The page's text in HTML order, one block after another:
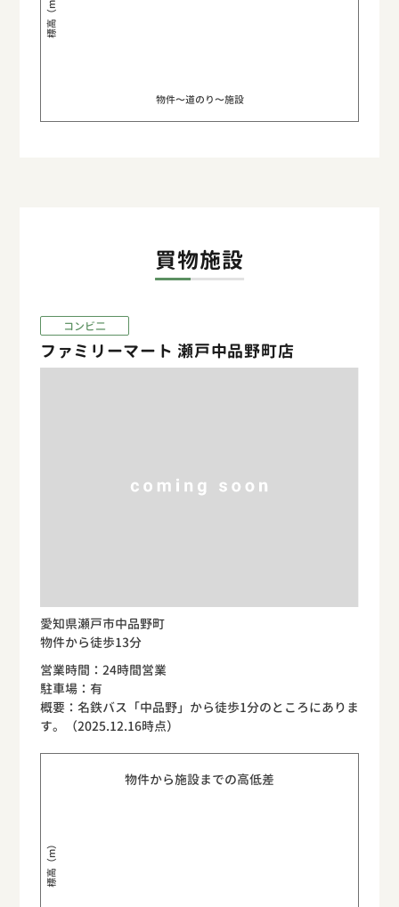
標高（m）
物件〜道のり〜施設
買物施設
コンビ二
ファミリーマート 瀬戸中品野町店
愛知県瀬戸市中品野町
物件から徒歩13分
営業時間：24時間営業
駐車場：有
概要：名鉄バス「中品野」から徒歩1分のところにありま
す。（2025.12.16時点）
物件から施設までの高低差
標高（m）